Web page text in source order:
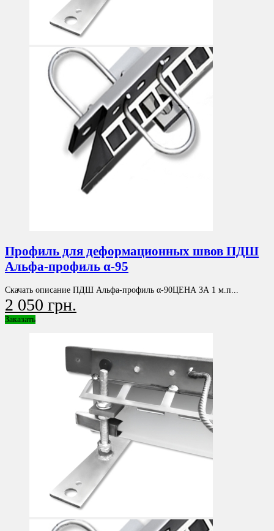
Профиль для деформационных швов ПДШ
Альфа-профиль α-95
Скачать описание ПДШ Альфа-профиль α-90ЦЕНА ЗА 1 м.п...
2 050 грн.
Заказать